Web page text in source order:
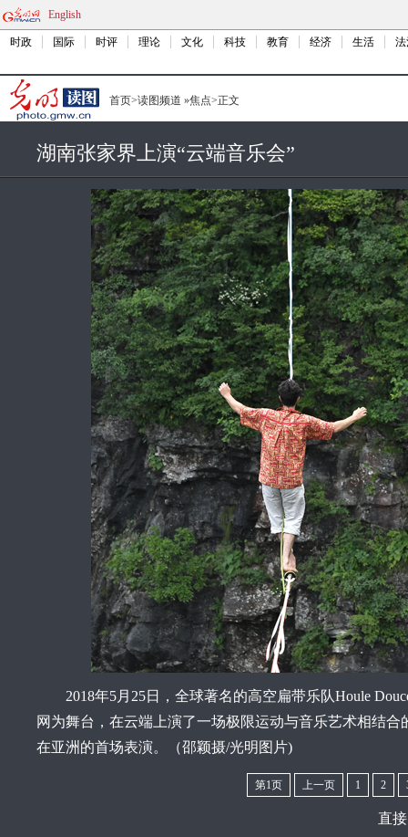
English
时政 国际 时评 理论 文化 科技 教育 经济 生活
首页>读图频道 »焦点>正文
湖南张家界上演“云端音乐会”
2018年5月25日，全球著名的高空扁带乐队Houle
网为舞台，在云端上演了一场极限运动与音乐艺术相结
在亚洲的首场表演。（邵颖摄/光明图片)
第1页 上一页 1 2
直